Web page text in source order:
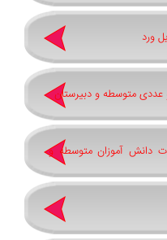
ورد
و عددی متوسطه و دبیرستان
دانش آموزان متوسطه و